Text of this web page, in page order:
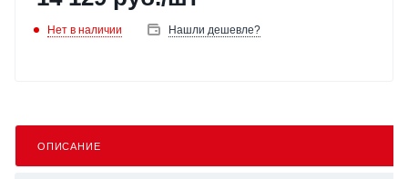
Нет в наличии Нашли дешевле?
ОПИСАНИЕ